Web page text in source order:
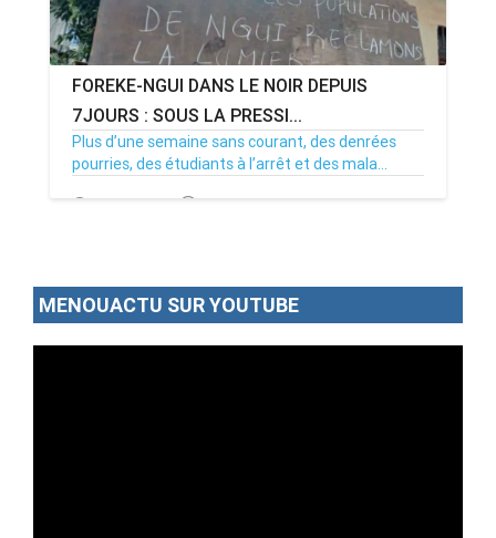
FOREKE-NGUI DANS LE NOIR DEPUIS
7JOURS : SOUS LA PRESSI...
Plus d’une semaine sans courant, des denrées
pourries, des étudiants à l’arrêt et des mala...
02/07/26 Par MenouActu 0
MENOUACTU SUR YOUTUBE